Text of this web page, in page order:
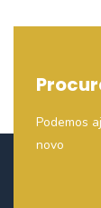
Podemos
novo